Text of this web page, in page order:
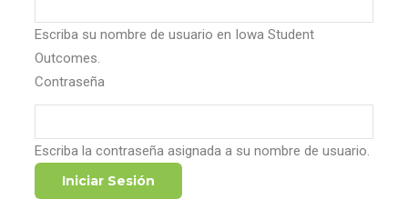
Escriba su nombre de usuario en Iowa Student
Outcomes.
Contraseña
Escriba la contraseña asignada a su nombre de usuario.